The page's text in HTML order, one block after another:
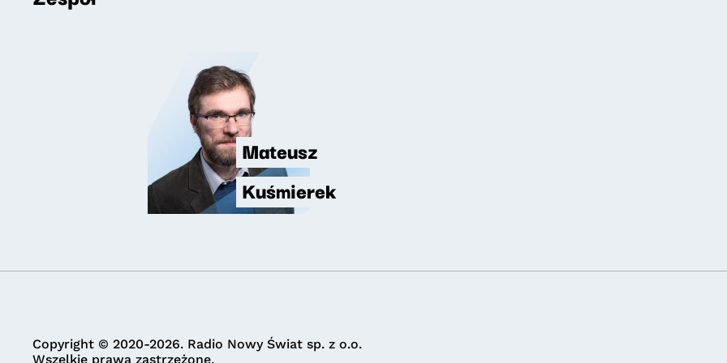
Mateusz
Kuśmierek
Copyright © 2020-2026. Radio Nowy Świat sp. z o.o.
Wszelkie prawa zastrzeżone.